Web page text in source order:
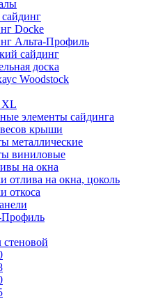
Docke
Альта-Профиль
сайдинг
доска
Woodstock
XL
элементы сайдинга
крыши
металлические
виниловые
на окна
отлива на окна, цоколь
откоса
Профиль